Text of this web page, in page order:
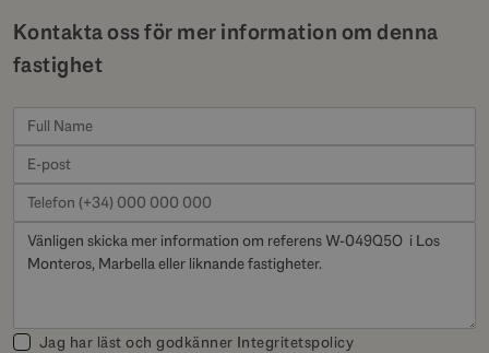
Kontakta oss för mer information om denna
fastighet
Jag har läst och godkänner Integritetspolicy